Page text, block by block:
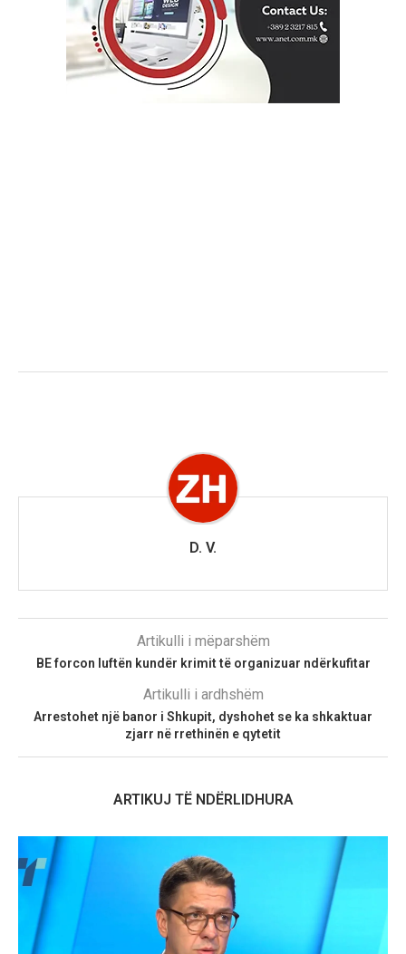
D. V.
Artikulli i mëparshëm
BE forcon luftën kundër krimit të organizuar ndërkufitar
Artikulli i ardhshëm
Arrestohet një banor i Shkupit, dyshohet se ka shkaktuar
zjarr në rrethinën e qytetit
ARTIKUJ TË NDËRLIDHURA